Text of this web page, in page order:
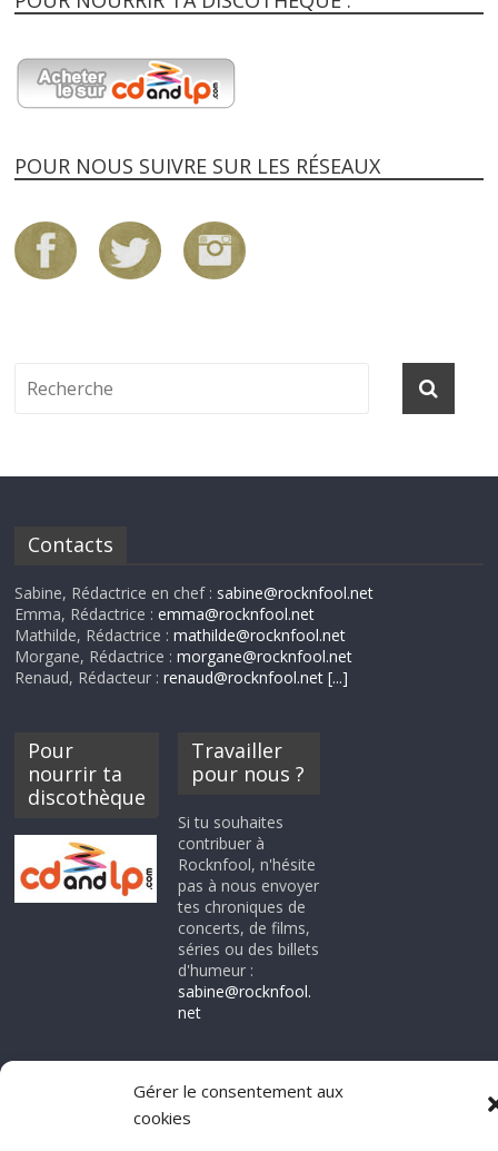
Gérer le consentement aux
cookies
POUR NOUS SUIVRE SUR LES RÉSEAUX
Contacts
Sabine, Rédactrice en chef : sabine@rocknfool.net
Emma, Rédactrice :emma@rocknfool.net
Mathilde, Rédactrice :mathilde@rocknfool.net
Morgane, Rédactrice :morgane@rocknfool.net
Renaud, Rédacteur :renaud@rocknfool.net [...]
Pour
nourrir ta
discothèque
Travailler
pour nous ?
Si tu souhaites
contribuer à
Rocknfool, n'hésite
pas à nous envoyer
tes chroniques de
concerts, de films,
séries ou des billets
d'humeur :
sabine@rocknfool.
net